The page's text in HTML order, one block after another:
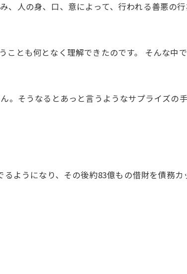
人の身、口、意によって、行われる善悪の
とも何となく理解できたのです。 そんな中
。そうなるとあっと言うようなサプライズの
ようになり、その後約83億もの借財を債務カ